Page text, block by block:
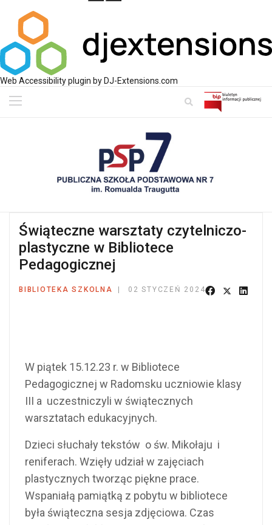
Web Accessibility plugin by DJ-Extensions.com
Świąteczne warsztaty czytelniczo-
plastyczne w Bibliotece
Pedagogicznej
BIBLIOTEKA SZKOLNA 02 STYCZEŃ 2024
W piątek 15.12.23 r. w Bibliotece
Pedagogicznej w Radomsku uczniowie klasy
III a uczestniczyli w świątecznych
warsztatach edukacyjnych.
Dzieci słuchały tekstów o św. Mikołaju i
reniferach. Wzięły udział w zajęciach
plastycznych tworząc piękne prace.
Wspaniałą pamiątką z pobytu w bibliotece
była świąteczna sesja zdjęciowa. Czas